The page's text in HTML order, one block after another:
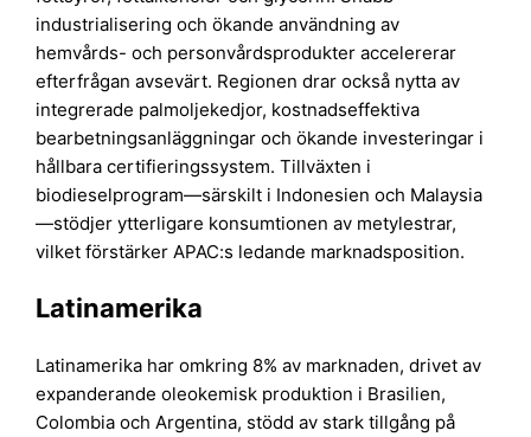
industrialisering och ökande användning av
hemvårds- och personvårdsprodukter accelererar
efterfrågan avsevärt. Regionen drar också nytta av
integrerade palmoljekedjor, kostnadseffektiva
bearbetningsanläggningar och ökande investeringar i
hållbara certifieringssystem. Tillväxten i
biodieselprogram—särskilt i Indonesien och Malaysia
—stödjer ytterligare konsumtionen av metylestrar,
vilket förstärker APAC:s ledande marknadsposition.
Latinamerika
Latinamerika har omkring 8% av marknaden, drivet av
expanderande oleokemisk produktion i Brasilien,
Colombia och Argentina, stödd av stark tillgång på